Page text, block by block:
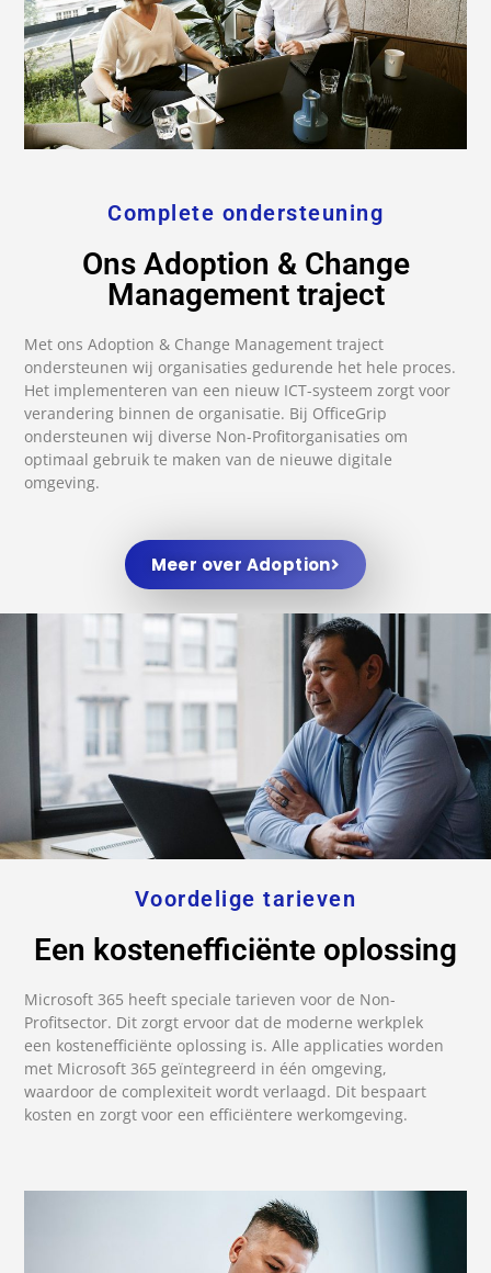
Complete ondersteuning
Ons Adoption & Change
Management traject
Met ons Adoption & Change Management traject
ondersteunen wij organisaties gedurende het hele proces.
Het implementeren van een nieuw ICT-systeem zorgt voor
verandering binnen de organisatie. Bij OfficeGrip
ondersteunen wij diverse Non-Profitorganisaties om
optimaal gebruik te maken van de nieuwe digitale
omgeving.
Meer over Adoption
Voordelige tarieven
Een kostenefficiënte oplossing
Microsoft 365 heeft speciale tarieven voor de Non-
Profitsector. Dit zorgt ervoor dat de moderne werkplek
een kostenefficiënte oplossing is. Alle applicaties worden
met Microsoft 365 geïntegreerd in één omgeving,
waardoor de complexiteit wordt verlaagd. Dit bespaart
kosten en zorgt voor een efficiëntere werkomgeving.